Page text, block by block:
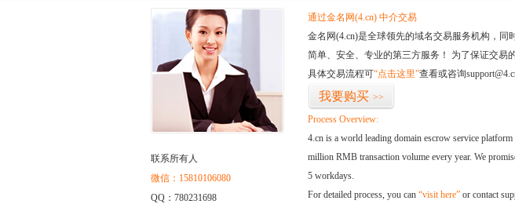
联系所有人
微信：15810106080
QQ：780231698
通过金名网(4.cn) 中介交易
金名网(4.cn)是全球领先的域名交易服务机构，
简单、安全、专业的第三方服务！ 为了保证交易
具体交易流程可“点击这里”查看或咨询
我要购买 >>
Process Overview:
4.cn is a world leading domain escrow service
million RMB transaction volume every year. We
5 workdays.
For detailed process, you can “visit here” or contact